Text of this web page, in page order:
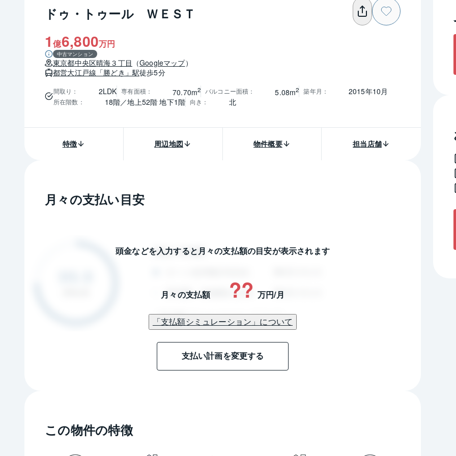
ドゥ・トゥール ＷＥＳＴ
1億6,800万円
中古マンション
東京都中央区晴海３丁目 （Googleマップ）
都営大江戸線 「勝どき」駅徒歩5分
間取り ： 2LDK 専有面積： 70.70m2 バルコニー面積 ： 5.08m2 築年月 ： 2015年10月
所在階数 ： 18階／地上52階 地下1階 向き ： 北
特徴 周辺地図 物件概要 担当店舗
月々の支払い目安
頭金などを入力すると月々の支払額の目安が表示されます
月々の支払額 ?? 万円/月
「支払額シミュレーション」について
支払い計画を変更する
この物件の特徴